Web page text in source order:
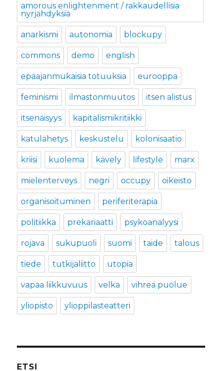
amorous enlightenment / rakkaudellisia
nyrjähdyksiä
anarkismi autonomia blockupy
commons demo english
epäajanmukaisia totuuksia eurooppa
feminismi ilmastonmuutos itsen alistus
itsenäisyys kapitalismikritiikki
katulähetys keskustelu kolonisaatio
kriisi kuolema kävely lifestyle marx
mielenterveys negri occupy oikeisto
organisoituminen periferiterapia
politiikka prekariaatti psykoanalyysi
rojava sukupuoli suomi taide talous
tiede tutkijaliitto utopia
vapaa liikkuvuus velka vihreä puolue
yliopisto ylioppilasteatteri
ETSI